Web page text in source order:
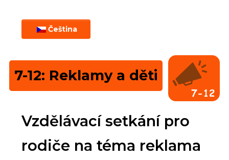
Čeština
7-12: Reklamy a děti
Vzdělávací setkání pro
rodiče na téma reklama